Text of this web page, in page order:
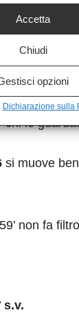
Accetta
Chiudi
opzioni
Dichiarazione sulla
Fa
un
chi lo guarda.
si muove
non fa
s.v.